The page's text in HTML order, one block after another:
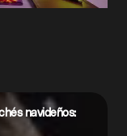
navideños: